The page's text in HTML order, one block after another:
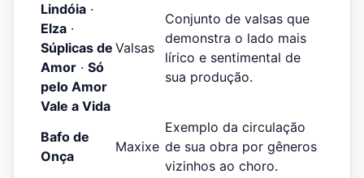
Lindóia ·
Elza ·
Súplicas de
Amor · Só
pelo Amor
Vale a Vida
Valsas
Conjunto de valsas que
demonstra o lado mais
lírico e sentimental de
sua produção.
Bafo de
Onça
Maxixe
Exemplo da circulação
de sua obra por gêneros
vizinhos ao choro.